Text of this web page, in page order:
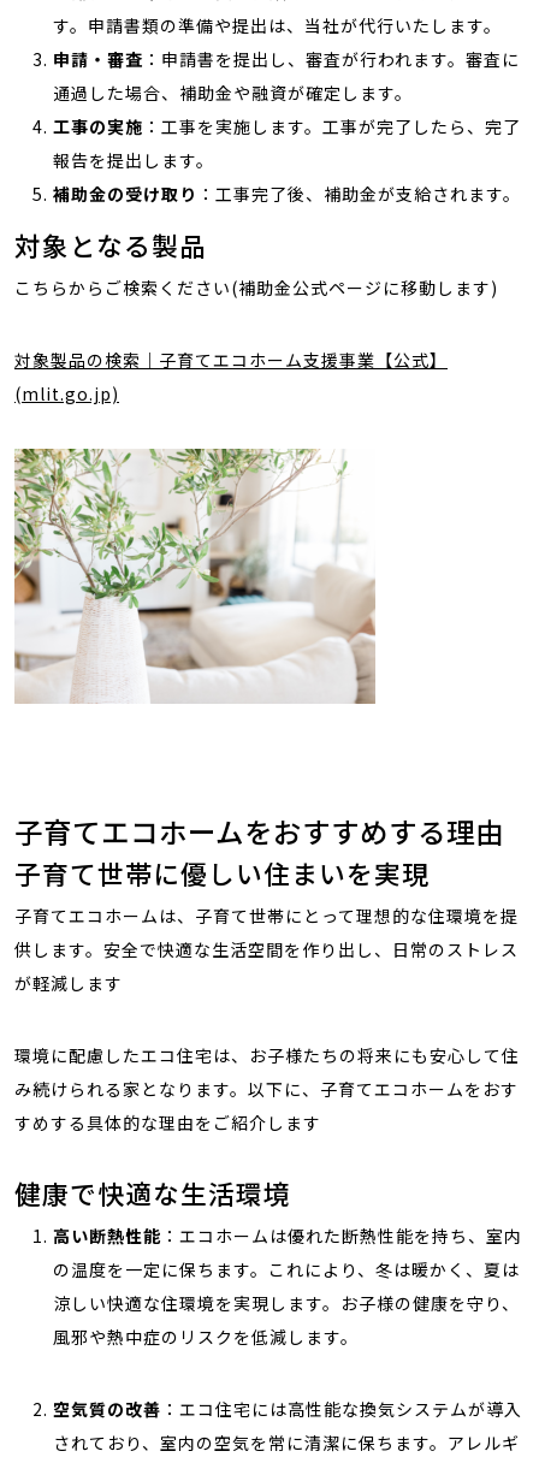
す。申請書類の準備や提出は、当社が代行いたします。
申請・審査 ：申請書を提出し、審査が行われます。審査に
通過した場合、補助金や融資が確定します。
工事の実施 ：工事を実施します。工事が完了したら、完了
報告を提出します。
補助金の受け取り ：工事完了後、補助金が支給されます。
対象となる製品
こちらからご検索ください(補助金公式ページに移動します)
対象製品の検索｜子育てエコホーム支援事業【公式】
(mlit.go.jp)
子育てエコホームをおすすめする理由
子育て世帯に優しい住まいを実現
子育てエコホームは、子育て世帯にとって理想的な住環境を提
供します。安全で快適な生活空間を作り出し、日常のストレス
が軽減します
環境に配慮したエコ住宅は、お子様たちの将来にも安心して住
み続けられる家となります。以下に、子育てエコホームをおす
すめする具体的な理由をご紹介します
健康で快適な生活環境
高い断熱性能 ：エコホームは優れた断熱性能を持ち、室内
の温度を一定に保ちます。これにより、冬は暖かく、夏は
涼しい快適な住環境を実現します。お子様の健康を守り、
風邪や熱中症のリスクを低減します。
空気質の改善 ：エコ住宅には高性能な換気システムが導入
されており、室内の空気を常に清潔に保ちます。アレルギ